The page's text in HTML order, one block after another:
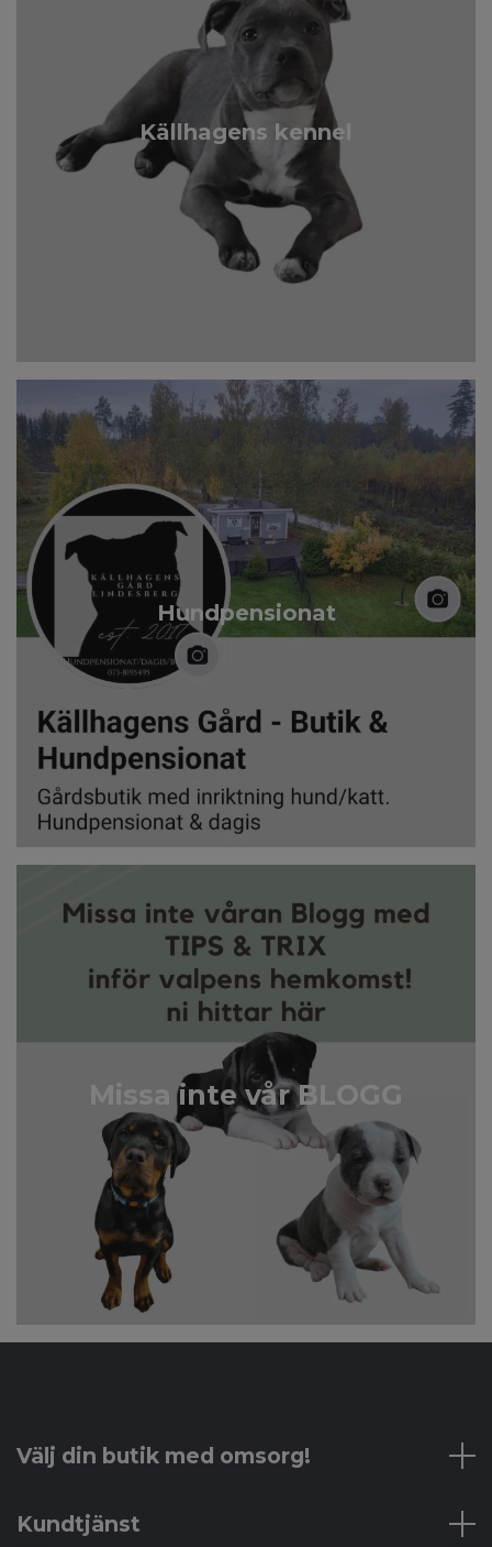
Källhagens kennel
Hundpensionat
Missa inte vår BLOGG
Välj din butik med omsorg!
Kundtjänst